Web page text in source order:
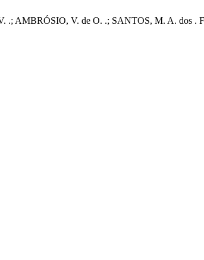
V. de O. .; SANTOS, M. A. dos .